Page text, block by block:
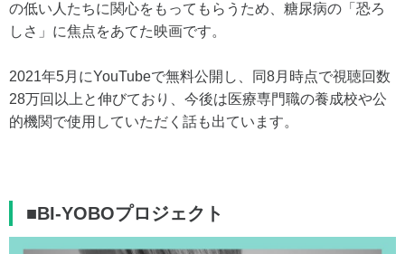
の低い人たちに関心をもってもらうため、糖尿病の「恐ろ
しさ」に焦点をあてた映画です。
2021年5月にYouTubeで無料公開し、同8月時点で視聴回数
28万回以上と伸びており、今後は医療専門職の養成校や公
的機関で使用していただく話も出ています。
■BI-YOBOプロジェクト